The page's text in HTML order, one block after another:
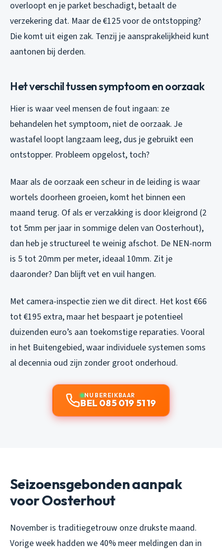
overloopt en je parket beschadigt, betaalt de
verzekering dat. Maar de €125 voor de ontstopping?
Die komt uit eigen zak. Tenzij je aansprakelijkheid kunt
aantonen bij derden.
Het verschil tussen symptoom en oorzaak
Hier is waar veel mensen de fout ingaan: ze
behandelen het symptoom, niet de oorzaak. Je
wastafel loopt langzaam leeg, dus je gebruikt een
ontstopper. Probleem opgelost, toch?
Maar als de oorzaak een scheur in de leiding is waar
wortels doorheen groeien, komt het binnen een
maand terug. Of als er verzakking is door kleigrond (2
tot 5mm per jaar in sommige delen van Oosterhout),
dan heb je structureel te weinig afschot. De NEN-norm
is 5 tot 20mm per meter, ideaal 10mm. Zit je
daaronder? Dan blijft vet en vuil hangen.
Met camera-inspectie zien we dit direct. Het kost €66
tot €195 extra, maar het bespaart je potentieel
duizenden euro’s aan toekomstige reparaties. Vooral
in het Buitengebied, waar individuele systemen soms
al decennia oud zijn zonder groot onderhoud.
NU BEREIKBAAR
BEL 085 019 51 19
Seizoensgebonden aanpak
voor Oosterhout
November is traditiegetrouw onze drukste maand.
Vorige week hadden we 40% meer meldingen dan in